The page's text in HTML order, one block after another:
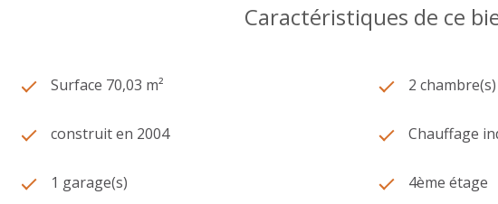
Caractéristiques de ce
Surface 70,03 m² 2 chambre(s)
construit en 2004 Chauffage
1 garage(s) 4ème étage